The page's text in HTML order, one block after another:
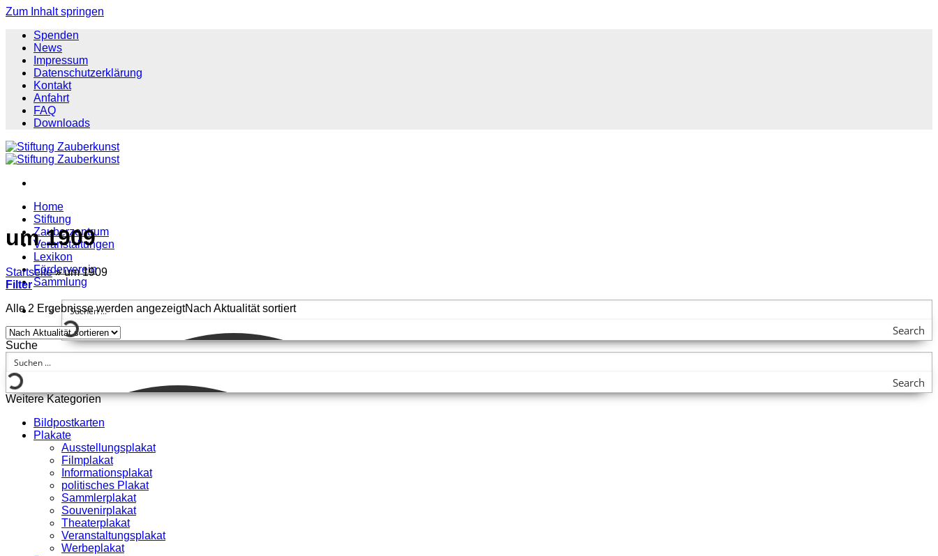
Zum Inhalt springen
Spenden
News
Impressum
Datenschutzerklärung
Kontakt
Anfahrt
FAQ
Downloads
Home
Stiftung
Zauberzentrum
Veranstaltungen
Lexikon
Förderverein
Sammlung
Search
um 1909
Startseite » um 1909
Filter
Alle 2 Ergebnisse werden angezeigtNach Aktualität sortiert
Suche
Search
Weitere Kategorien
Bildpostkarten
Plakate
Ausstellungsplakat
Filmplakat
Informationsplakat
politisches Plakat
Sammlerplakat
Souvenirplakat
Theaterplakat
Veranstaltungsplakat
Werbeplakat